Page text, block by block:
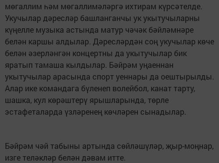
мөгаллим һәм мөгаллимәләргә ихтирам күрсәтелде.
Укучылар дәресләр башланганчы ук укытучыларны
күңелле музыка астында матур чәчәк бәйләмнәре
белән каршы алдылар. Дәресләрдән соң укучылар көче
белән әзерләнгән концертны да укытучылар бик
яратып тамаша кылдылар. Бәйрәм уңаеннан
укытучылар арасында спорт уеннары да оештырылды.
Алар ике командага бүленеп волейбол, канат тарту,
шашка, кул көрәштерү ярышларында, төрле
эстафеталарда үзләренең көчләрен сынадылар.
Бәйрәм чәй табыны артында сөйләшүләр, җыр-моңнар,
изге теләкләр белән дәвам итте.